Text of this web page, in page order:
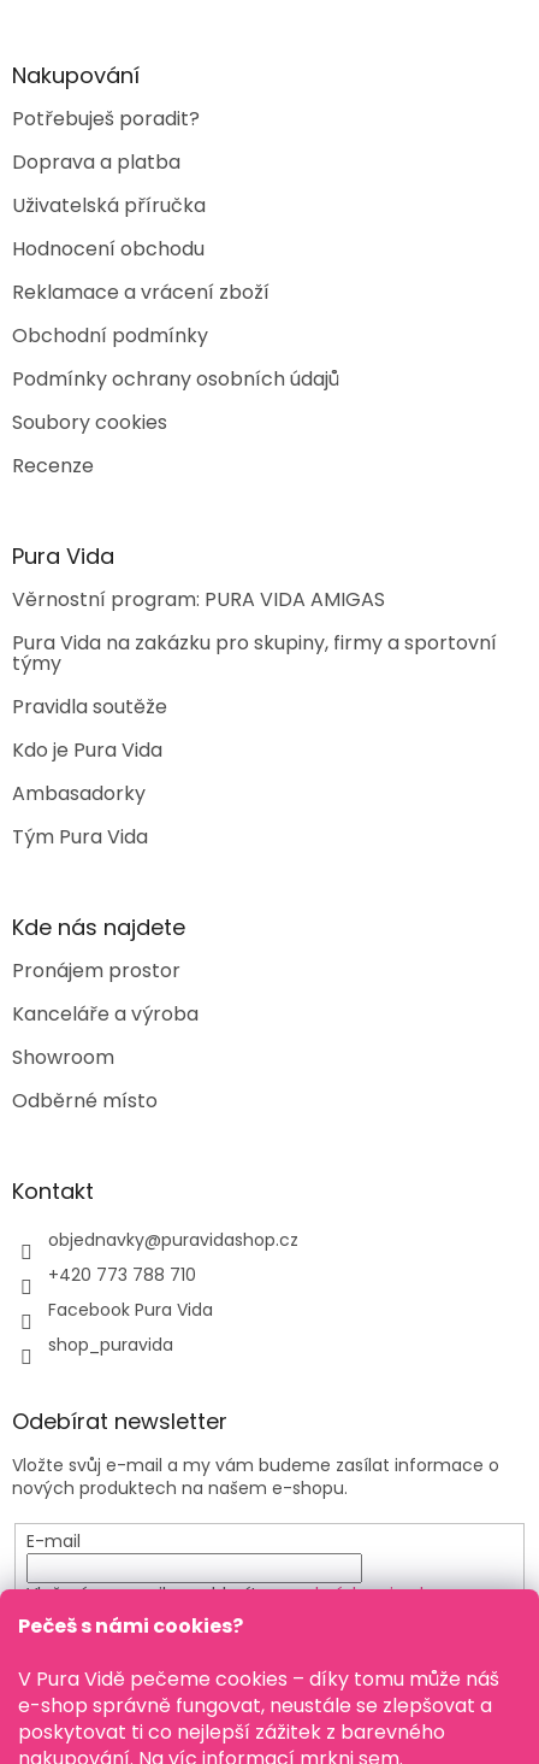
Pečeš s námi cookies?
V Pura Vidě pečeme cookies – díky tomu může náš
e-shop správně fungovat, neustále se zlepšovat a
poskytovat ti co nejlepší zážitek z barevného
Nakupování
Potřebuješ poradit?
Doprava a platba
Uživatelská příručka
Hodnocení obchodu
Reklamace a vrácení zboží
Obchodní podmínky
Podmínky ochrany osobních údajů
Soubory cookies
Recenze
Pura Vida
Věrnostní program: PURA VIDA AMIGAS
Pura Vida na zakázku pro skupiny, firmy a sportovní
týmy
Pravidla soutěže
Kdo je Pura Vida
Ambasadorky
Tým Pura Vida
Kde nás najdete
Pronájem prostor
Kanceláře a výroba
Showroom
Odběrné místo
Kontakt
objednavky@puravidashop.cz
+420 773 788 710
Facebook Pura Vida
shop_puravida
Odebírat newsletter
Vložte svůj e-mail a my vám budeme zasílat informace o
nových produktech na našem e-shopu.
E-mail
Vložením e-mailu souhlasíte spodmínkami ochrany
osobních údajů
PŘIHLÁSIT SE